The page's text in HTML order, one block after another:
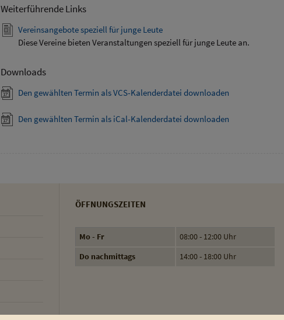
Weiterführende Links
Vereinsangebote speziell für junge Leute
Diese Vereine bieten Veranstaltungen speziell für junge Leute an.
Downloads
Den gewählten Termin als VCS-Kalenderdatei downloaden
Den gewählten Termin als iCal-Kalenderdatei downloaden
ÖFFNUNGSZEITEN
Mo - Fr
08:00 - 12:00 Uhr
Do nachmittags
14:00 - 18:00 Uhr